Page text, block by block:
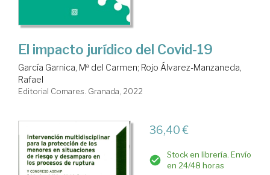
El impacto jurídico del Covid-19
García Garnica, Mª del Carmen; Rojo Álvarez-Manzaneda,
Rafael
Editorial Comares. Granada, 2022
36,40 €
Stock en librería. Envío
en 24/48 horas